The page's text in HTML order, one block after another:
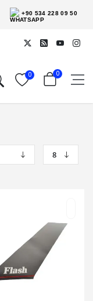
+90 534 228 09 50
0 0